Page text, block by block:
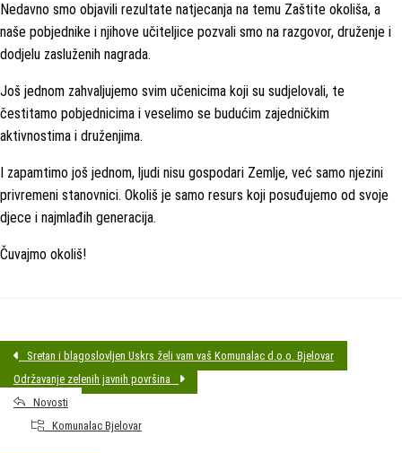
Nedavno smo objavili rezultate natjecanja na temu Zaštite okoliša, a
naše pobjednike i njihove učiteljice pozvali smo na razgovor, druženje i
dodjelu zasluženih nagrada.
Još jednom zahvaljujemo svim učenicima koji su sudjelovali, te
čestitamo pobjednicima i veselimo se budućim zajedničkim
aktivnostima i druženjima.
I zapamtimo još jednom, ljudi nisu gospodari Zemlje, već samo njezini
privremeni stanovnici. Okoliš je samo resurs koji posuđujemo od svoje
djece i najmlađih generacija.
Čuvajmo okoliš!
Sretan i blagoslovljen Uskrs želi vam vaš Komunalac d.o.o. Bjelovar
Održavanje zelenih javnih površina
Novosti
Komunalac Bjelovar